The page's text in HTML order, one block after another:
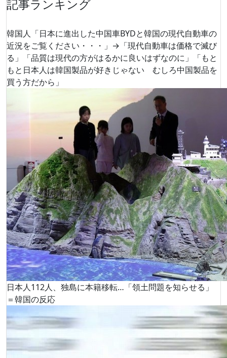
記事ランキング
韓国人「日本に進出した中国車BYDと韓国の現代自動車の
近況をご覧ください・・・」→「現代自動車は価格で滅び
る」「品質は現代の方がはるかに良いはずなのに」「もと
もと日本人は韓国製品が好きじゃない むしろ中国製品を
買う方だから」
日本人112人、独島に本籍移転…「領土問題を知らせる」
＝韓国の反応